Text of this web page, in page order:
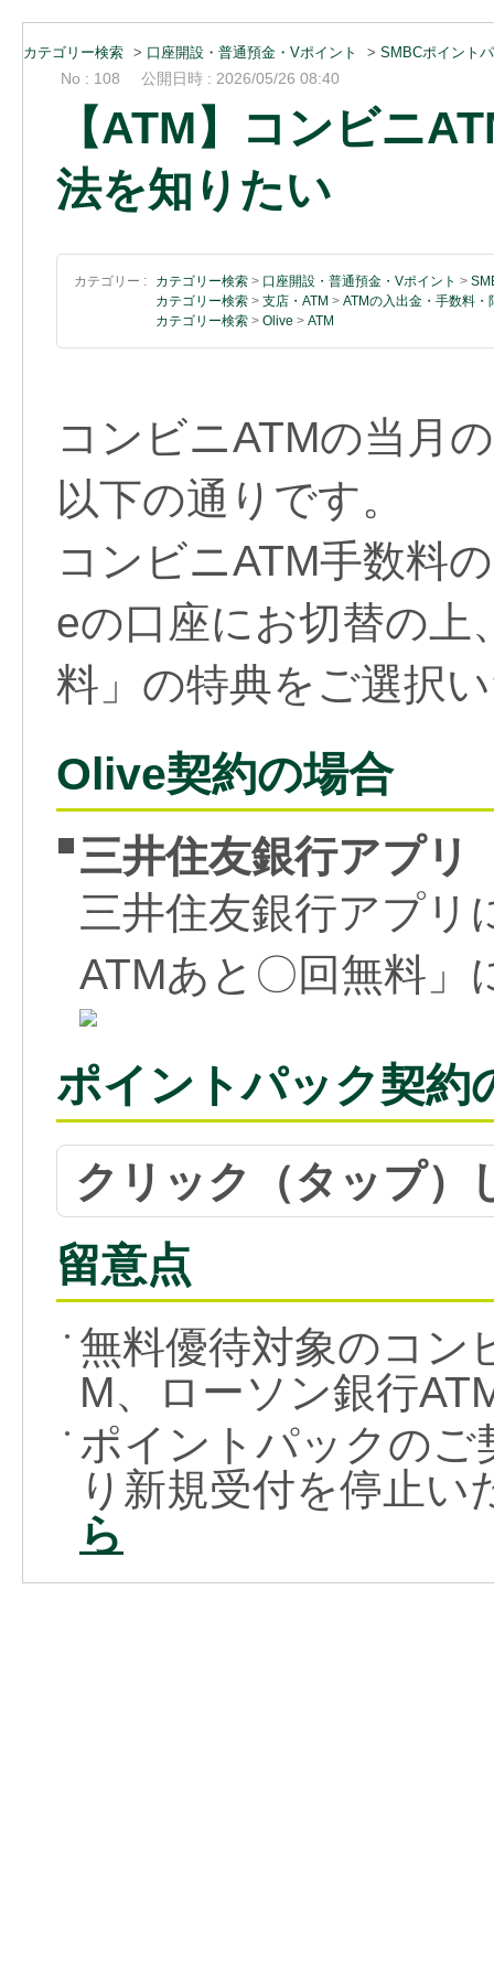
カテゴリー検索 > 口座開設・普通預金・Vポイント > SMBCポイント
No : 108 公開日時 : 2026/05/26 08:40
【ATM】コンビニ
法を知りたい
カテゴリー : カテゴリー検索 > 口座開設・普通預金・Vポイント >
カテゴリー検索 > 支店・ATM > ATMの入出金・手数料・
カテゴリー検索 > Olive > ATM
コンビニATMの当月
以下の通りです。
コンビニATM手数料
eの口座にお切替の上
料」の特典をご選択
Olive契約の場合
三井住友銀行アプリ
三井住友銀行アプリ
ATMあと〇回無料」
ポイントパック契約
クリック（タップ）
留意点
●
無料優待対象のコン
M、ローソン銀行
●
ポイントパックのご
り新規受付を停止
ら